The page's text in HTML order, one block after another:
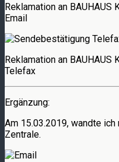
Reklamation an
Email
Reklamation an
Telefax
Ergänzung:
Am 15.03.2019, wandte
Zentrale.